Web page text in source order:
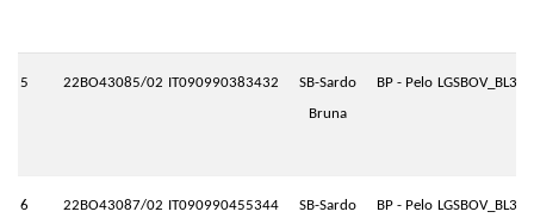
5 22BO43085/02 IT090990383432
SB-Sardo
Bruna
BP - Pelo LGSBOV_BL3.P
6 22BO43087/02 IT090990455344
SB-Sardo
BP - Pelo LGSBOV_BL3.P